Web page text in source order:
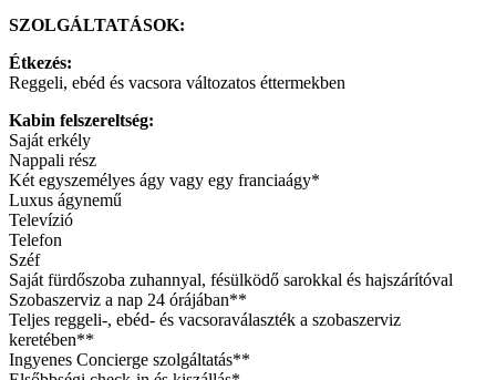
SZOLGÁLTATÁSOK:
Étkezés:
Reggeli, ebéd és vacsora változatos éttermekben
Kabin felszereltség:
Saját erkély
Nappali rész
Két egyszemélyes ágy vagy egy franciaágy*
Luxus ágynemű
Televízió
Telefon
Széf
Saját fürdőszoba zuhannyal, fésülködő sarokkal és hajszárítóval
Szobaszerviz a nap 24 órájában**
Teljes reggeli-, ebéd- és vacsoraválaszték a szobaszerviz
keretében**
Ingyenes Concierge szolgáltatás**